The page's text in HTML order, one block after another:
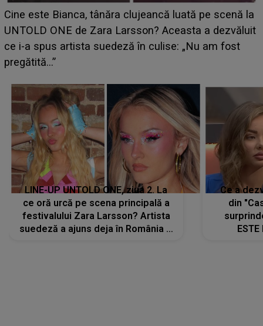
HOROSCOP 11 august 2026. Marte intră în Rac și
aduce tensiuni uriașe pentru o zodie! Conflictele
izbucnesc din senin în jurul ei, iar o situație dificilă
scapă de sub control
LINE-UP UNTOLD ONE, ziua 2. La
ce oră urcă pe scena principală a
festivalului Zara Larsson? Artista
suedeză a ajuns deja în România și
Ce a
din